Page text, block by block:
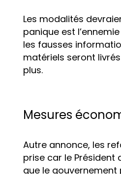
Les modalités
panique est
les fausses
matériels seront
plus.
Mesures
Autre annonce, les
prise car le
que le